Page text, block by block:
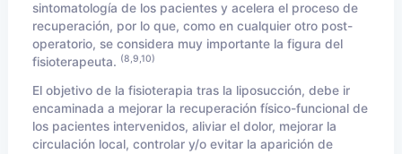
sintomatología de los pacientes y acelera el proceso de
recuperación, por lo que, como en cualquier otro post-
operatorio, se considera muy importante la figura del
fisioterapeuta. (8,9,10)
El objetivo de la fisioterapia tras la liposucción, debe ir
encaminada a mejorar la recuperación físico-funcional de
los pacientes intervenidos, aliviar el dolor, mejorar la
circulación local, controlar y/o evitar la aparición de